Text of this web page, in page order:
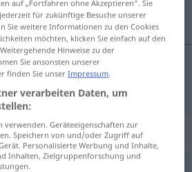
für "Spezialgebiet"
auf „Fortfahren ohne Akzeptieren“. Sie
für zukünftige Besuche unserer
Sie weitere Informationen zu den Cookies
möchten, klicken Sie einfach auf den
Hinweise zu der
Sie ansonsten unserer
finden Sie unserImpressum.
verarbeiten Daten, um
verwenden. Geräteeigenschaften zur
Speichern von und/oder Zugriff auf
Personalisierte Werbung und Inhalte,
Inhalten, Zielgruppenforschung und